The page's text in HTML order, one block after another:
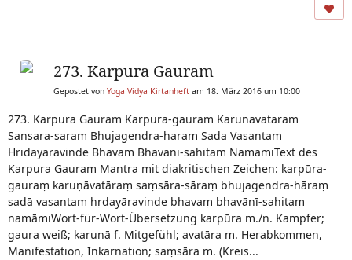
273. Karpura Gauram
Gepostet von Yoga Vidya Kirtanheft am 18. März 2016 um 10:00
273. Karpura Gauram Karpura-gauram Karunavataram
Sansara-saram Bhujagendra-haram Sada Vasantam
Hridayaravinde Bhavam Bhavani-sahitam NamamiText des
Karpura Gauram Mantra mit diakritischen Zeichen: karpūra-
gauraṃ karuṇāvatāraṃ saṃsāra-sāraṃ bhujagendra-hāraṃ
sadā vasantaṃ hṛdayāravinde bhavaṃ bhavānī-sahitaṃ
namāmiWort-für-Wort-Übersetzung karpūra m./n. Kampfer;
gaura weiß; karuṇā f. Mitgefühl; avatāra m. Herabkommen,
Manifestation, Inkarnation; saṃsāra m. (Kreis...